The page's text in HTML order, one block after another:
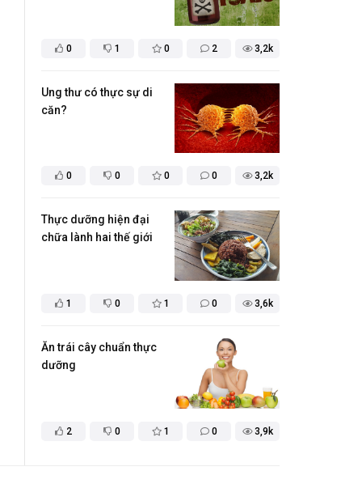
0 1 0 2 3,2k
0 0 0 0 3,2k
Ung thư có thực sự di
căn?
1 0 1 0 3,6k
Thực dưỡng hiện đại
chữa lành hai thế giới
2 0 1 0 3,9k
Ăn trái cây chuẩn thực
dưỡng